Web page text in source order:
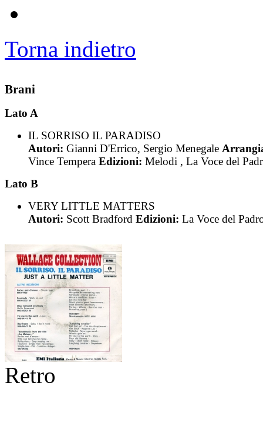
Torna indietro
Brani
Lato A
IL SORRISO IL PARADISO
Autori: Gianni D'Errico, Sergio Menegale
Vince Tempera Edizioni: Melodi , La Voce del
Lato B
VERY LITTLE MATTERS
Autori: Scott Bradford Edizioni: La Voce del
Retro